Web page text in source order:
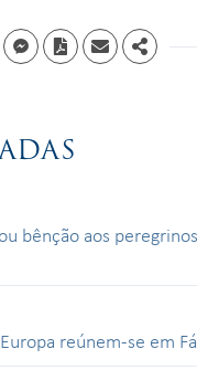
facebook messenger
PDF EmailShare
bênção aos
reúnem-se em